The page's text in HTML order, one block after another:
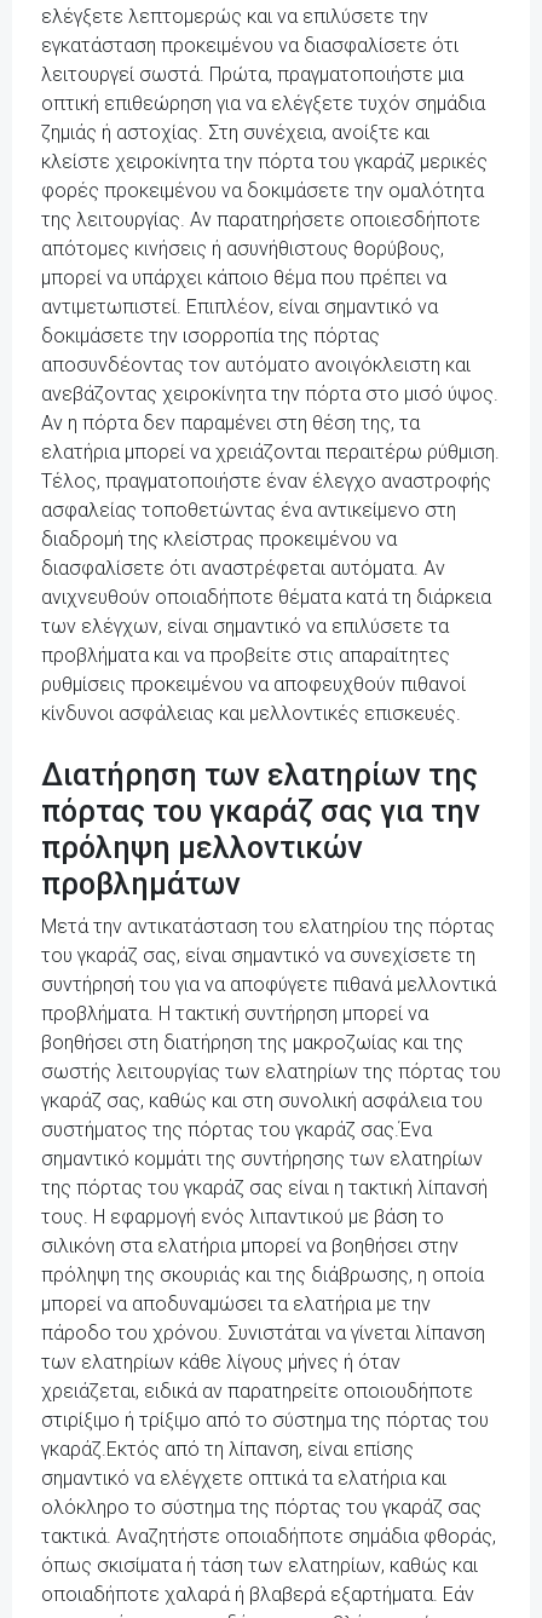
ελέγξετε λεπτομερώς και να επιλύσετε την
εγκατάσταση προκειμένου να διασφαλίσετε ότι
λειτουργεί σωστά. Πρώτα, πραγματοποιήστε μια
οπτική επιθεώρηση για να ελέγξετε τυχόν σημάδια
ζημιάς ή αστοχίας. Στη συνέχεια, ανοίξτε και
κλείστε χειροκίνητα την πόρτα του γκαράζ μερικές
φορές προκειμένου να δοκιμάσετε την ομαλότητα
της λειτουργίας. Αν παρατηρήσετε οποιεσδήποτε
απότομες κινήσεις ή ασυνήθιστους θορύβους,
μπορεί να υπάρχει κάποιο θέμα που πρέπει να
αντιμετωπιστεί. Επιπλέον, είναι σημαντικό να
δοκιμάσετε την ισορροπία της πόρτας
αποσυνδέοντας τον αυτόματο ανοιγόκλειστη και
ανεβάζοντας χειροκίνητα την πόρτα στο μισό ύψος.
Αν η πόρτα δεν παραμένει στη θέση της, τα
ελατήρια μπορεί να χρειάζονται περαιτέρω ρύθμιση.
Τέλος, πραγματοποιήστε έναν έλεγχο αναστροφής
ασφαλείας τοποθετώντας ένα αντικείμενο στη
διαδρομή της κλείστρας προκειμένου να
διασφαλίσετε ότι αναστρέφεται αυτόματα. Αν
ανιχνευθούν οποιαδήποτε θέματα κατά τη διάρκεια
των ελέγχων, είναι σημαντικό να επιλύσετε τα
προβλήματα και να προβείτε στις απαραίτητες
ρυθμίσεις προκειμένου να αποφευχθούν πιθανοί
κίνδυνοι ασφάλειας και μελλοντικές επισκευές.
Διατήρηση των ελατηρίων της
πόρτας του γκαράζ σας για την
πρόληψη μελλοντικών
προβλημάτων
Μετά την αντικατάσταση του ελατηρίου της πόρτας
του γκαράζ σας, είναι σημαντικό να συνεχίσετε τη
συντήρησή του για να αποφύγετε πιθανά μελλοντικά
προβλήματα. Η τακτική συντήρηση μπορεί να
βοηθήσει στη διατήρηση της μακροζωίας και της
σωστής λειτουργίας των ελατηρίων της πόρτας του
γκαράζ σας, καθώς και στη συνολική ασφάλεια του
συστήματος της πόρτας του γκαράζ σας.Ένα
σημαντικό κομμάτι της συντήρησης των ελατηρίων
της πόρτας του γκαράζ σας είναι η τακτική λίπανσή
τους. Η εφαρμογή ενός λιπαντικού με βάση το
σιλικόνη στα ελατήρια μπορεί να βοηθήσει στην
πρόληψη της σκουριάς και της διάβρωσης, η οποία
μπορεί να αποδυναμώσει τα ελατήρια με την
πάροδο του χρόνου. Συνιστάται να γίνεται λίπανση
των ελατηρίων κάθε λίγους μήνες ή όταν
χρειάζεται, ειδικά αν παρατηρείτε οποιουδήποτε
στιρίξιμο ή τρίξιμο από το σύστημα της πόρτας του
γκαράζ.Εκτός από τη λίπανση, είναι επίσης
σημαντικό να ελέγχετε οπτικά τα ελατήρια και
ολόκληρο το σύστημα της πόρτας του γκαράζ σας
τακτικά. Αναζητήστε οποιαδήποτε σημάδια φθοράς,
όπως σκισίματα ή τάση των ελατηρίων, καθώς και
οποιαδήποτε χαλαρά ή βλαβερά εξαρτήματα. Εάν